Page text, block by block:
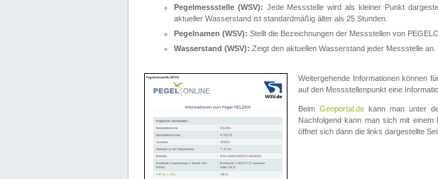
Pegelmessstelle (WSV): Jede Messstelle wird als kleiner Punkt
aktueller Wasserstand ist standardmäßig älter als 25 Stunden.
Pegelnamen (WSV): Stellt die Bezeichnungen der Messstellen von
Wasserstand (WSV): Zeigt den aktuellen Wasserstand jeder Messstelle an.
Weitergehende Informationen können
auf den Messstellenpunkt eine
Beim Geoportal.de kann man unter
Nachfolgend kann man sich mit
öffnet sich dann die links dargestellte